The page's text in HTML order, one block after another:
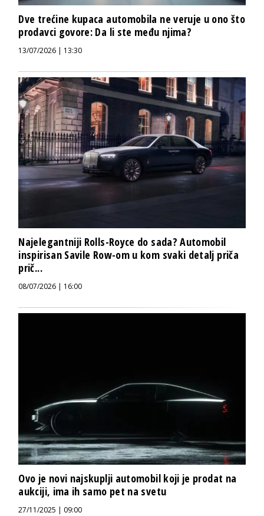
Dve trećine kupaca automobila ne veruje u ono što
prodavci govore: Da li ste među njima?
13/07/2026 | 13:30
Najelegantniji Rolls-Royce do sada? Automobil
inspirisan Savile Row-om u kom svaki detalj priča
prič...
08/07/2026 | 16:00
Ovo je novi najskuplji automobil koji je prodat na
aukciji, ima ih samo pet na svetu
27/11/2025 | 09:00